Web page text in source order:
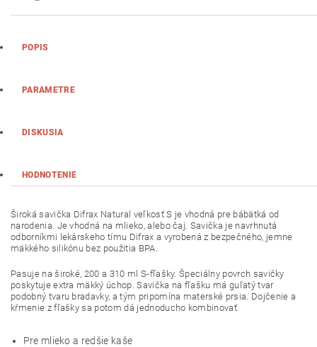
POPIS
PARAMETRE
DISKUSIA
HODNOTENIE
Široká savička Difrax Natural veľkosť S je vhodná pre bábätká od
narodenia. Je vhodná na mlieko, alebo čaj. Savička je navrhnutá
odborníkmi lekárskeho tímu Difrax a vyrobená z bezpečného, jemne
mäkkého silikónu bez použitia BPA.
Pasuje na široké, 200 a 310 ml S-fľašky. Špeciálny povrch savičky
poskytuje extra mäkký úchop. Savička na fľašku má guľatý tvar
podobný tvaru bradavky, a tým pripomína materské prsia. Dojčenie a
kŕmenie z fľašky sa potom dá jednoducho kombinovať.
Pre mlieko a redšie kaše